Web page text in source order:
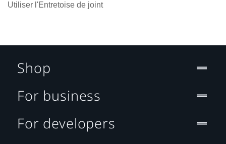
Utiliser l'Entretoise de joint
Shop
For business
For developers